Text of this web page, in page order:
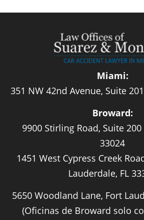
Miami:
351 NW 42nd Avenue, Suite
Broward:
9900 Stirling Road, Suite
33024
1451 West Cypress Creek
Lauderdale, FL
5650 Woodland Lane, Fort
(Oficinas de Broward solo